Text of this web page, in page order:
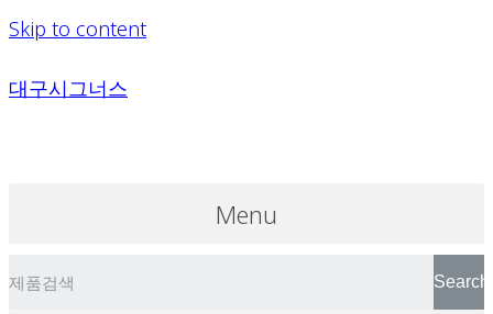
Skip to content
대구시그너스
Menu
Search